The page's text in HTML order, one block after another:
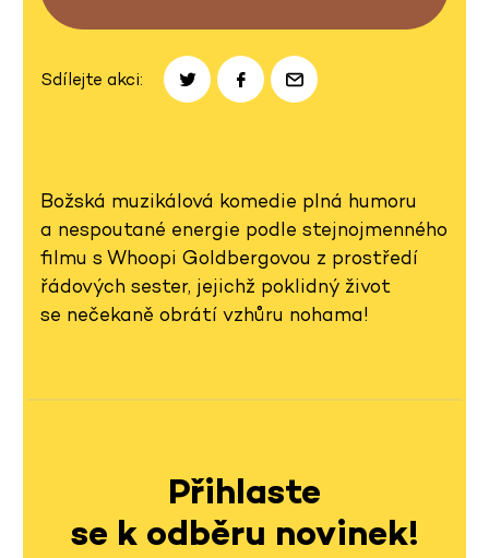
Sdílejte akci:
Božská muzikálová komedie plná humoru
a nespoutané energie podle stejnojmenného
filmu s Whoopi Goldbergovou z prostředí
řádových sester, jejichž poklidný život
se nečekaně obrátí vzhůru nohama!
Přihlaste
se k odběru novinek!